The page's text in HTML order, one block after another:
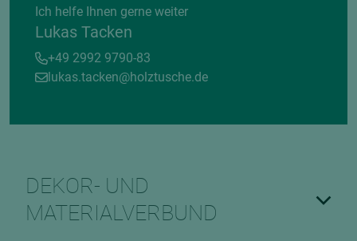
Ich helfe Ihnen gerne weiter
Lukas Tacken
+49 2992 9790-83
lukas.tacken@holztusche.de
DEKOR- UND
MATERIALVERBUND